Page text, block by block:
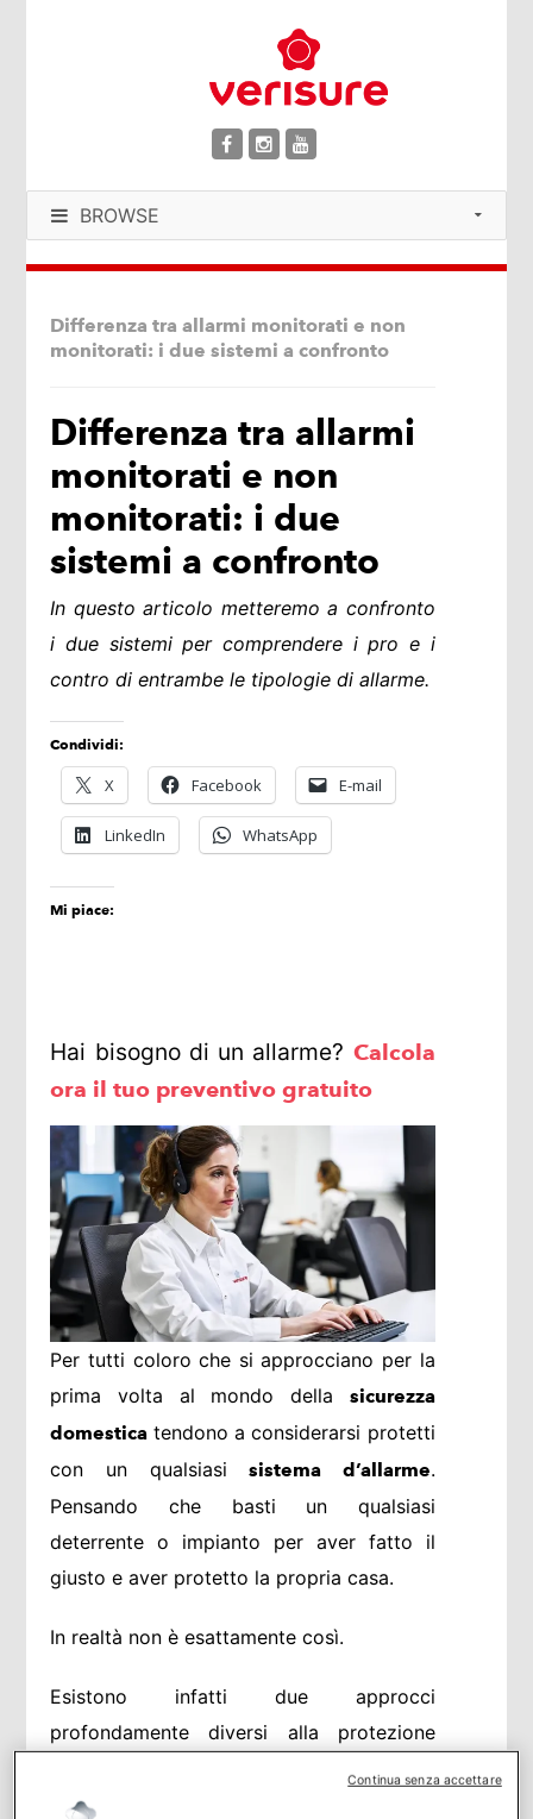
BROWSE
Differenza tra allarmi monitorati e non
monitorati: i due sistemi a confronto
Differenza tra allarmi
monitorati e non
monitorati: i due
sistemi a confronto
In questo articolo metteremo a confronto
i due sistemi per comprendere i pro e i
contro di entrambe le tipologie di allarme.
Condividi:
X Facebook E-mail
LinkedIn WhatsApp
Mi piace:
Hai bisogno di un allarme? Calcola
ora il tuo preventivo gratuito
Per tutti coloro che si approcciano per la
prima volta al mondo della sicurezza
domestica tendono a considerarsi protetti
con un qualsiasi sistema d’allarme.
Pensando che basti un qualsiasi
deterrente o impianto per aver fatto il
giusto e aver protetto la propria casa.
In realtà non è esattamente così.
Esistono infatti due approcci
profondamente diversi alla protezione
l’allarme monitorato.
Continua senza accettare